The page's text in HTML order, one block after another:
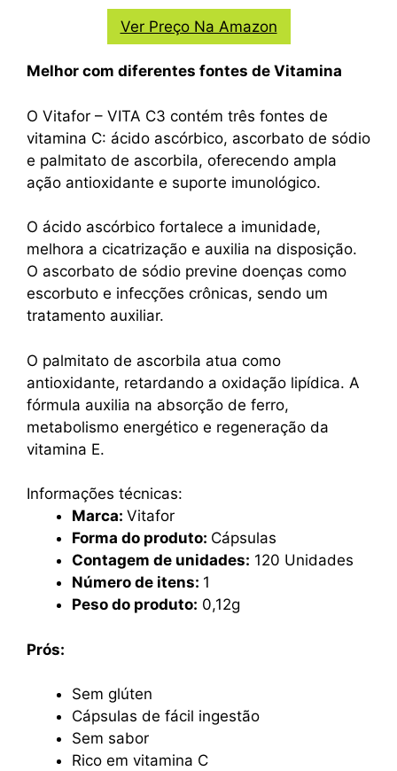
Ver Preço Na Amazon
Melhor com diferentes fontes de Vitamina
O Vitafor – VITA C3 contém três fontes de
vitamina C: ácido ascórbico, ascorbato de sódio
e palmitato de ascorbila, oferecendo ampla
ação antioxidante e suporte imunológico.
O ácido ascórbico fortalece a imunidade,
melhora a cicatrização e auxilia na disposição.
O ascorbato de sódio previne doenças como
escorbuto e infecções crônicas, sendo um
tratamento auxiliar.
O palmitato de ascorbila atua como
antioxidante, retardando a oxidação lipídica. A
fórmula auxilia na absorção de ferro,
metabolismo energético e regeneração da
vitamina E.
Informações técnicas:
Marca: Vitafor
Forma do produto: Cápsulas
Contagem de unidades: 120 Unidades
Número de itens: 1
Peso do produto: 0,12g
Prós:
Sem glúten
Cápsulas de fácil ingestão
Sem sabor
Rico em vitamina C